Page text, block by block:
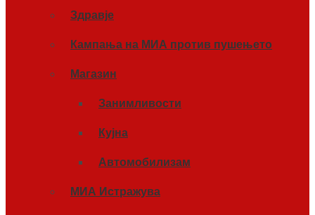
Здравје
Кампања на МИА против пушењето
Магазин
Занимливости
Кујна
Автомобилизам
МИА Истражува